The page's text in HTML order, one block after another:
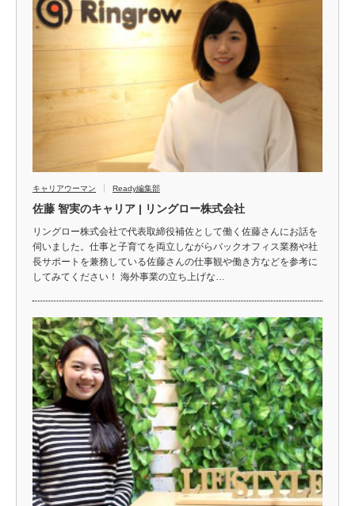
キャリアウーマン Ready編集部
佐藤 智実のキャリア | リングロー株式会社
リングロー株式会社で代表取締役補佐として働く佐藤さんにお話を
伺いました。仕事と子育てを両立しながらバックオフィス業務や社
長サポートを兼務している佐藤さんの仕事観や働き方などを参考に
してみてください！ 海外事業の立ち上げな…